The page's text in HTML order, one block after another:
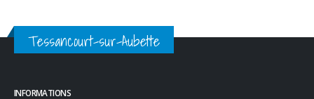
Tessancourt-sur-Aubette
INFORMATIONS